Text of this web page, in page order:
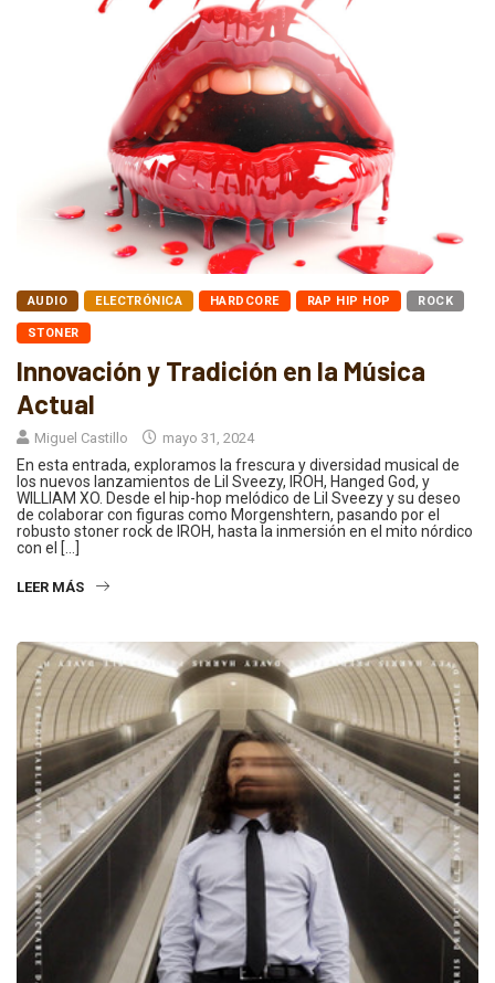
AUDIO ELECTRÓNICA HARDCORE RAP HIP HOP ROCK
STONER
Innovación y Tradición en la Música
Actual
Miguel Castillo mayo 31, 2024
En esta entrada, exploramos la frescura y diversidad musical de
los nuevos lanzamientos de Lil Sveezy, IROH, Hanged God, y
WILLIAM XO. Desde el hip-hop melódico de Lil Sveezy y su deseo
de colaborar con figuras como Morgenshtern, pasando por el
robusto stoner rock de IROH, hasta la inmersión en el mito nórdico
con el […]
LEER MÁS